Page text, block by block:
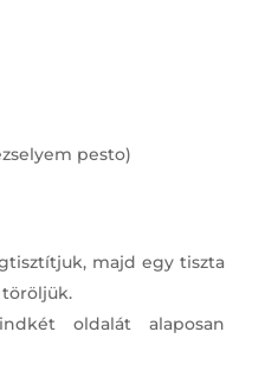
pesto)
majd egy tiszta
töröljük.
oldalát alaposan